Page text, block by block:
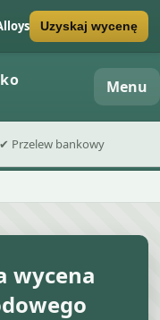
Uzyskaj wycenę
Menu
✔ Przelew bankowy
wycena